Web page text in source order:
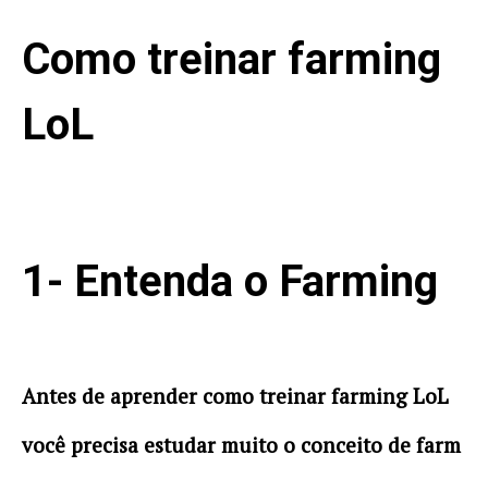
Como treinar farming
LoL
1- Entenda o Farming
Antes de aprender como treinar farming LoL
você precisa estudar muito o conceito de farm